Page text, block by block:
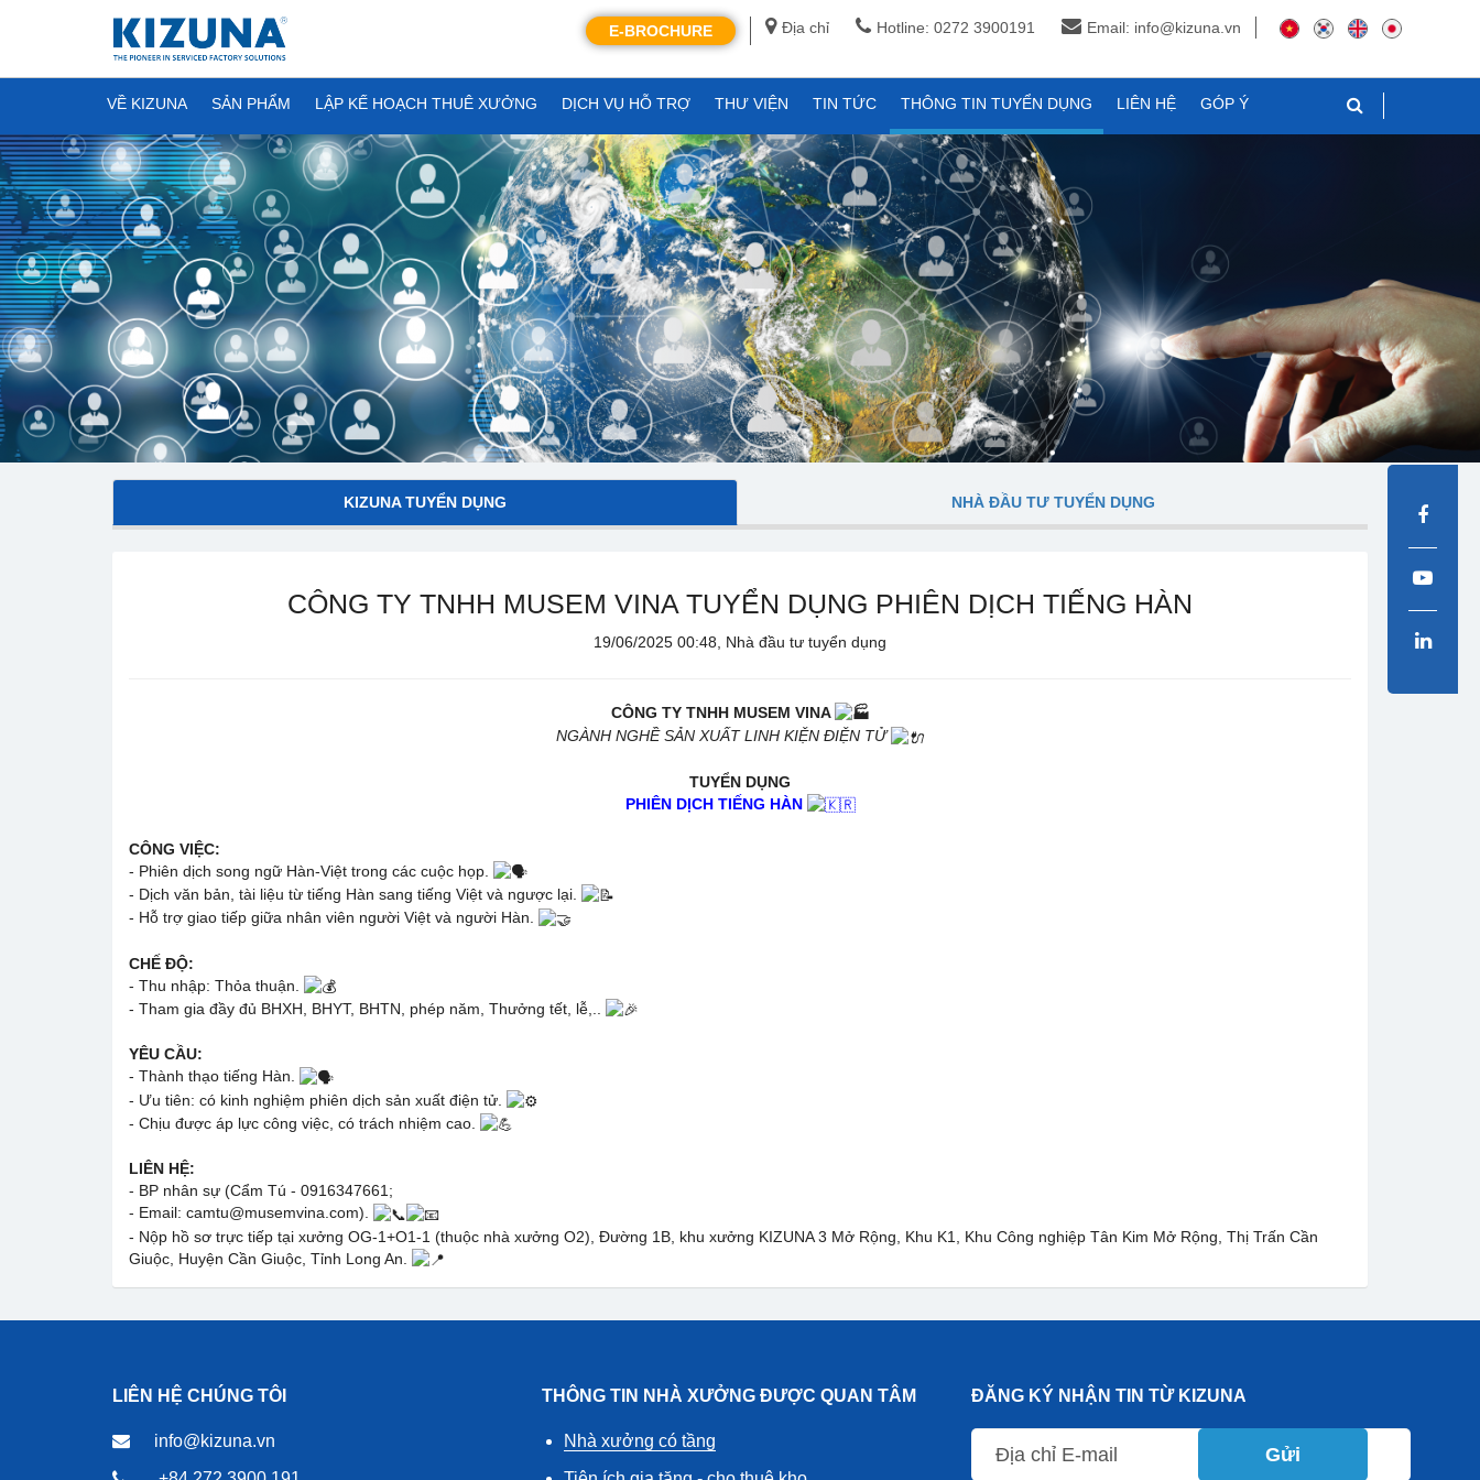
Địa chỉ Hotline: 0272 3900191 Email: info@kizuna.vn
E-BROCHURE
VỀ KIZUNA SẢN PHẨM LẬP KẾ HOẠCH THUÊ XƯỞNG DỊCH VỤ HỖ TRỢ THƯ VIỆN TIN TỨC THÔNG TIN TUYỂN DỤNG LIÊN HỆ GÓP Ý
KIZUNA TUYỂN DỤNG NHÀ ĐẦU TƯ TUYỂN DỤNG
CÔNG TY TNHH MUSEM VINA TUYỂN DỤNG PHIÊN DỊCH TIẾNG HÀN
19/06/2025 00:48, Nhà đầu tư tuyển dụng
CÔNG TY TNHH MUSEM VINA
NGÀNH NGHỀ SẢN XUẤT LINH KIỆN ĐIỆN TỬ
TUYỂN DỤNG
PHIÊN DỊCH TIẾNG HÀN
CÔNG VIỆC:
- Phiên dịch song ngữ Hàn-Việt trong các cuộc họp.
- Dịch văn bản, tài liệu từ tiếng Hàn sang tiếng Việt và ngược lại.
- Hỗ trợ giao tiếp giữa nhân viên người Việt và người Hàn.
CHẾ ĐỘ:
- Thu nhập: Thỏa thuận.
- Tham gia đầy đủ BHXH, BHYT, BHTN, phép năm, Thưởng tết, lễ,..
YÊU CẦU:
- Thành thạo tiếng Hàn.
- Ưu tiên: có kinh nghiệm phiên dịch sản xuất điện tử.
- Chịu được áp lực công việc, có trách nhiệm cao.
LIÊN HỆ:
- BP nhân sự (Cẩm Tú - 0916347661;
- Email: camtu@musemvina.com).
- Nộp hồ sơ trực tiếp tại xưởng OG-1+O1-1 (thuộc nhà xưởng O2), Đường 1B, khu xưởng KIZUNA 3 Mở Rộng, Khu K1, Khu Công nghiệp Tân Kim Mở Rộng, Thị Trấn Cần
Giuộc, Huyện Cần Giuộc, Tỉnh Long An.
LIÊN HỆ CHÚNG TÔI
info@kizuna.vn
THÔNG TIN NHÀ XƯỞNG ĐƯỢC QUAN TÂM
Nhà xưởng có tầng
ĐĂNG KÝ NHẬN TIN TỪ KIZUNA
Gửi